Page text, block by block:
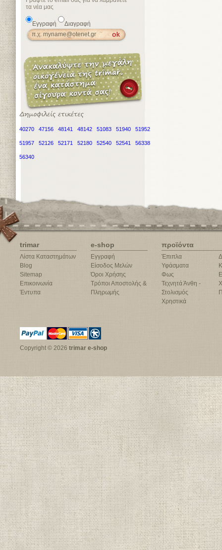
τα νέα μας
Εγγραφή Διαγραφή
40270 47156 48141 48142 51083 51940 51952
51957 52126 52171 52180 52540 52541 56338
56340
trimar
Λίστα Καταστημάτων
Blog
Sitemap
Επικοινωνία
Έντυπα
e-shop
Εγγραφή
Είσοδος Μελών
Όροι Χρήσης
Τρόποι Αποστολής &
Πληρωμής
προϊόντα
Έπιπλα
Υφάσματα
Φως
Τεχνητά Άνθη -
Στολισμός
Χρηστικά
Copyright © 2026 trimar e-shop